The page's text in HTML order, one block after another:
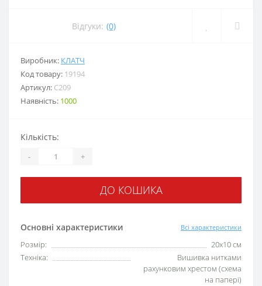
Відгуки: (0)
Виробник: КЛАТЧ
Код товару: 19194
Артикул: C209
Наявність: 1000
Основні характеристики Всі характеристики
Розмір:
20х10 см
Техніка:
Вишивка нитками
рахунковим хрестом (схема
на папері)
Кількість:
- +
ДО КОШИКА